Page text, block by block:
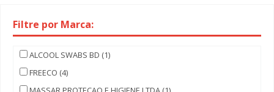
Filtre por Marca:
ALCOOL SWABS BD (1)
FREECO (4)